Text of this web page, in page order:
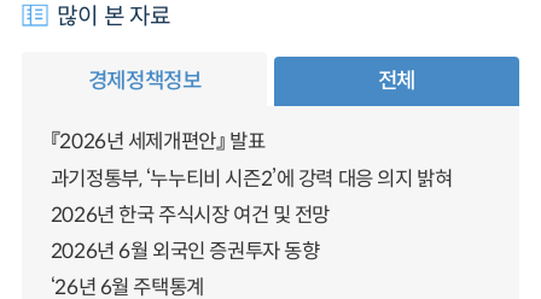
많이 본 자료
경제정책정보 전체
『2026년 세제개편안』 발표
과기정통부, ‘누누티비 시즌2’에 강력 대응 의지 밝혀
2026년 한국 주식시장 여건 및 전망
2026년 6월 외국인 증권투자 동향
‘26년 6월 주택통계